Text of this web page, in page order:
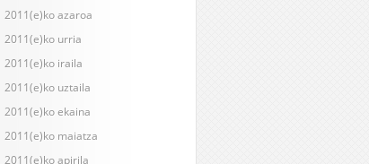
2011(e)ko azaroa
2011(e)ko urria
2011(e)ko iraila
2011(e)ko uztaila
2011(e)ko ekaina
2011(e)ko maiatza
2011(e)ko apirila